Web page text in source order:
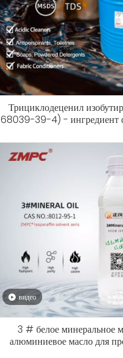
Трициклодеценил
68039-39-4) - ингредиент
парфюмерии и
видео
3 # белое минеральное
алюминиевое масло для